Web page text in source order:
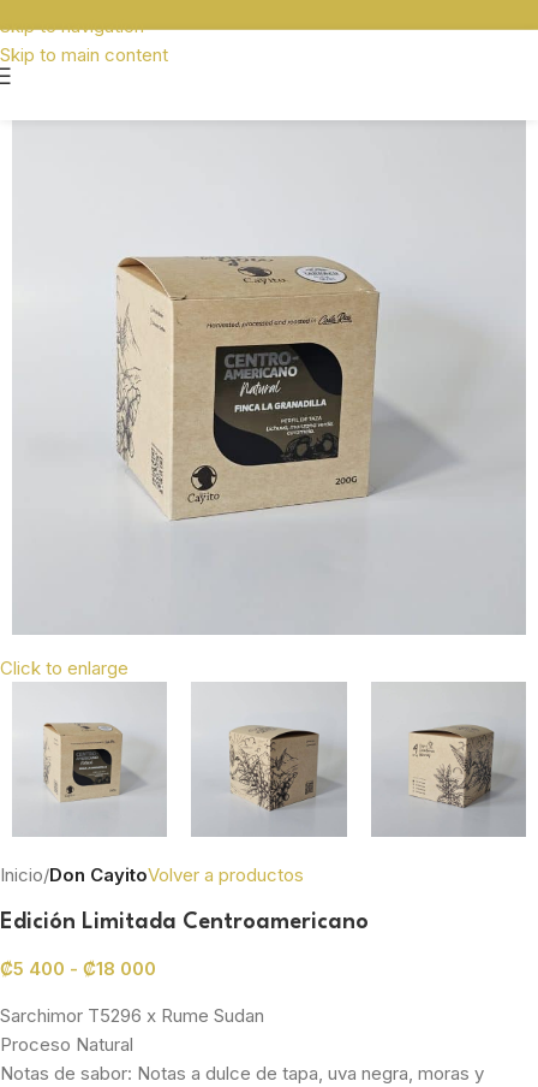
Skip to navigation
Skip to main content
Click to enlarge
Inicio Don CayitoVolver a productos
Edición Limitada Centroamericano
₡5 400 - ₡18 000
Sarchimor T5296 x Rume Sudan
Proceso Natural
Notas de sabor: Notas a dulce de tapa, uva negra, moras y